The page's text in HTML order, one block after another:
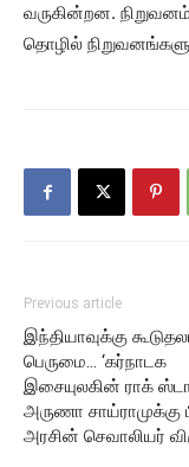
வருகின்றன.
தொழில்
Previous article
இந்தியாவுக்கு
பெருமை… ‘கர்நாடக
இசையுலகின் ராக்
அருணா சாய்ராமுக்கு
அரசின் செவாலியர்